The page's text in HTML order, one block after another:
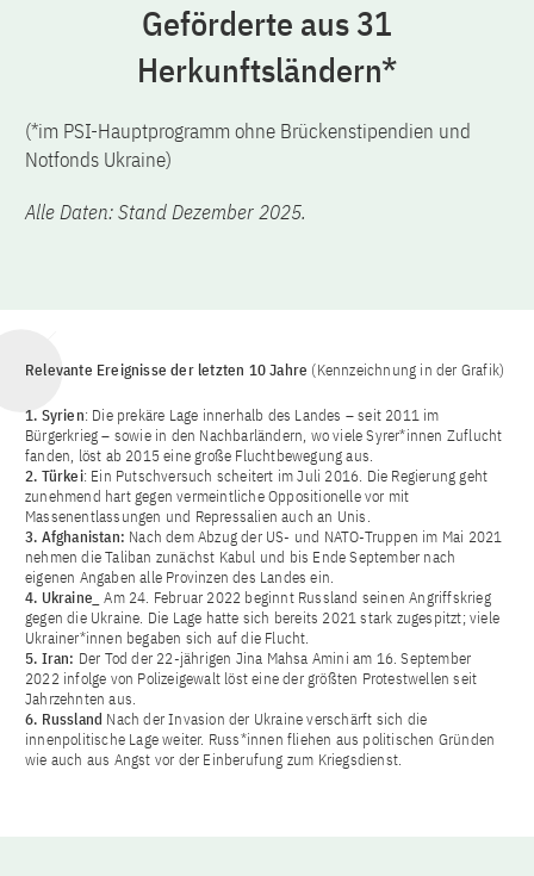
Geförderte aus 31
Herkunftsländern*
(*im PSI-Hauptprogramm ohne Brückenstipendien und
Notfonds Ukraine)
Alle Daten: Stand Dezember 2025.
Relevante Ereignisse der letzten 10 Jahre (Kennzeichnung in der Grafik)
1. Syrien: Die prekäre Lage innerhalb des Landes – seit 2011 im
Bürgerkrieg – sowie in den Nachbarländern, wo viele Syrer*innen Zuflucht
fanden, löst ab 2015 eine große Fluchtbewegung aus.
2. Türkei: Ein Putschversuch scheitert im Juli 2016. Die Regierung geht
zunehmend hart gegen vermeintliche Oppositionelle vor mit
Massenentlassungen und Repressalien auch an Unis.
3. Afghanistan: Nach dem Abzug der US- und NATO-Truppen im Mai 2021
nehmen die Taliban zunächst Kabul und bis Ende September nach
eigenen Angaben alle Provinzen des Landes ein.
4. Ukraine_Am 24. Februar 2022 beginnt Russland seinen Angriffskrieg
gegen die Ukraine. Die Lage hatte sich bereits 2021 stark zugespitzt; viele
Ukrainer*innen begaben sich auf die Flucht.
5. Iran: Der Tod der 22-jährigen Jina Mahsa Amini am 16. September
2022 infolge von Polizeigewalt löst eine der größten Protestwellen seit
Jahrzehnten aus.
6. Russland Nach der Invasion der Ukraine verschärft sich die
innenpolitische Lage weiter. Russ*innen fliehen aus politischen Gründen
wie auch aus Angst vor der Einberufung zum Kriegsdienst.